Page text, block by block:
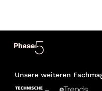
Unsere weiteren